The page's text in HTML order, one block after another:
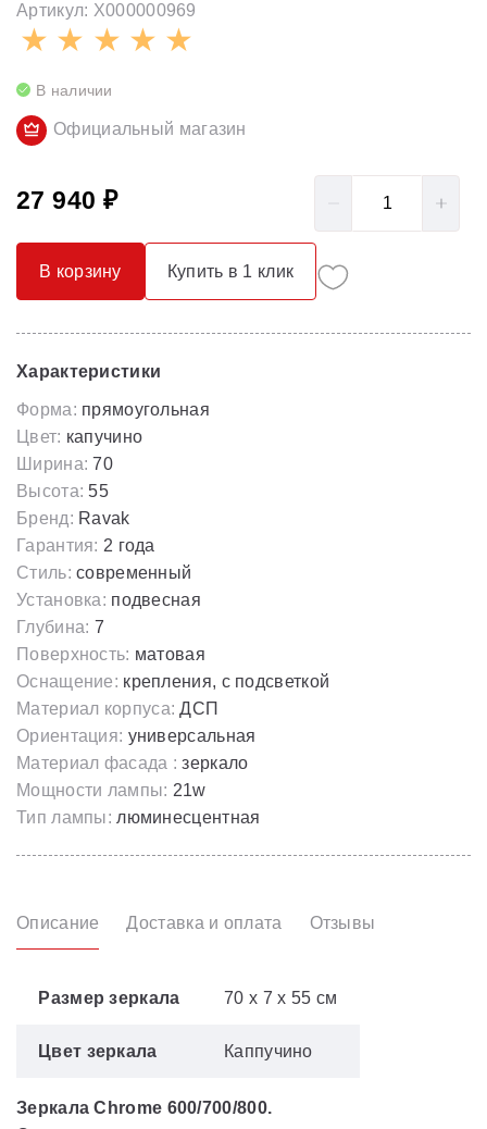
Артикул: X000000969
В наличии
Официальный магазин
27 940 ₽
В корзину Купить в 1 клик
Характеристики
Форма: прямоугольная
Цвет: капучино
Ширина: 70
Высота: 55
Бренд: Ravak
Гарантия: 2 года
Стиль: современный
Установка: подвесная
Глубина: 7
Поверхность: матовая
Оснащение: крепления, с подсветкой
Материал корпуса: ДСП
Ориентация: универсальная
Материал фасада : зеркало
Мощности лампы: 21w
Тип лампы: люминесцентная
Описание Доставка и оплата Отзывы
Размер зеркала 70 x 7 x 55 см
Цвет зеркала Каппучино
Зеркала Chrome 600/700/800.